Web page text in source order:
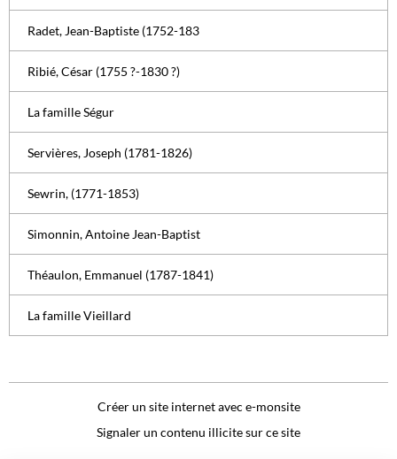
Radet, Jean-Baptiste (1752-183
Ribié, César (1755 ?-1830 ?)
La famille Ségur
Servières, Joseph (1781-1826)
Sewrin, (1771-1853)
Simonnin, Antoine Jean-Baptist
Théaulon, Emmanuel (1787-1841)
La famille Vieillard
Créer un site internet avec e-monsite
Signaler un contenu illicite sur ce site